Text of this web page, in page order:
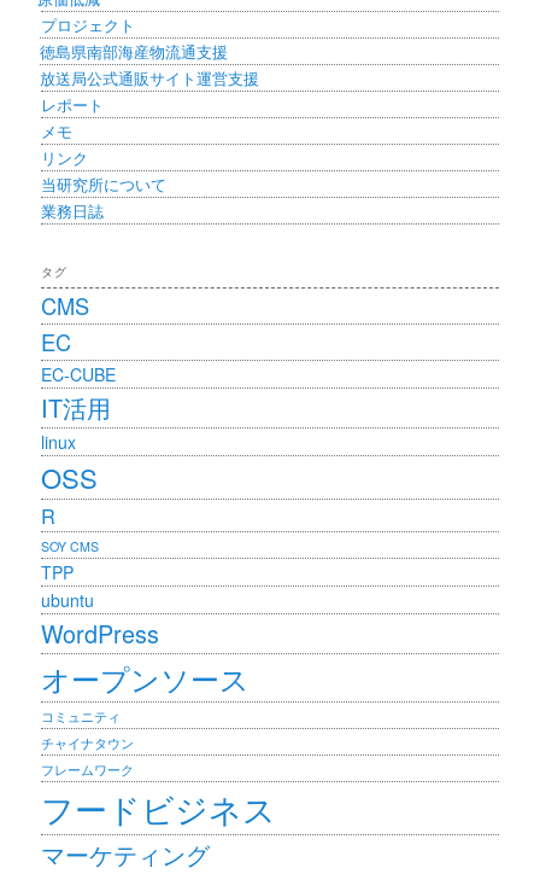
プロジェクト
徳島県南部海産物流通支援
放送局公式通販サイト運営支援
レポート
メモ
リンク
当研究所について
業務日誌
タグ
CMS
EC
EC-CUBE
IT活用
linux
OSS
R
SOY CMS
TPP
ubuntu
WordPress
オープンソース
コミュニティ
チャイナタウン
フレームワーク
フードビジネス
マーケティング